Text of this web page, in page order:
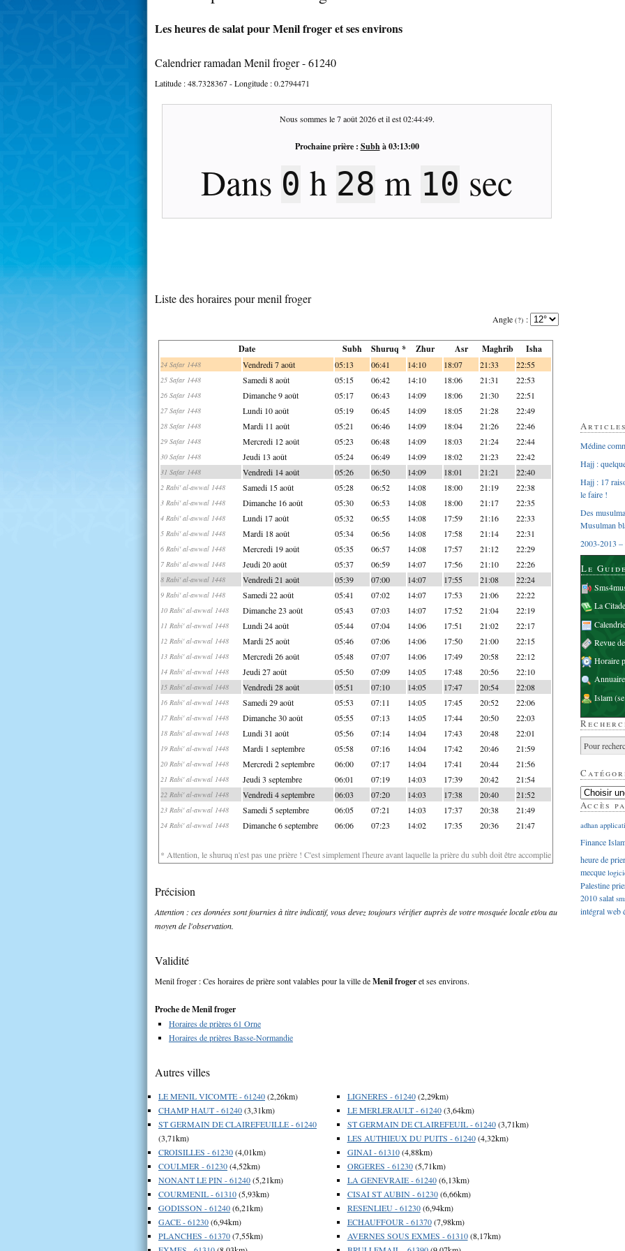
Les heures de salat pour Menil froger et ses environs
Calendrier ramadan Menil froger - 61240
Latitude :48.7328367- Longitude :0.2794471
Nous sommes le7 août 2026et il est02:44:50.
Prochaine prière : Subhà03:13:00
Dans0h28m9sec
Liste des horaires pour menil froger
Angle (?) :
Date Subh Shuruq * Zhur Asr Maghrib Isha
24 Safar 1448 Vendredi 7 août 05:13 06:41 14:10 18:07 21:33 22:55
25 Safar 1448 Samedi 8 août 05:15 06:42 14:10 18:06 21:31 22:53
26 Safar 1448 Dimanche 9 août 05:17 06:43 14:09 18:06 21:30 22:51
27 Safar 1448 Lundi 10 août 05:19 06:45 14:09 18:05 21:28 22:49
28 Safar 1448 Mardi 11 août 05:21 06:46 14:09 18:04 21:26 22:46
29 Safar 1448 Mercredi 12 août 05:23 06:48 14:09 18:03 21:24 22:44
30 Safar 1448 Jeudi 13 août 05:24 06:49 14:09 18:02 21:23 22:42
31 Safar 1448 Vendredi 14 août 05:26 06:50 14:09 18:01 21:21 22:40
2 Rabi' al-awwal 1448 Samedi 15 août 05:28 06:52 14:08 18:00 21:19 22:38
3 Rabi' al-awwal 1448 Dimanche 16 août 05:30 06:53 14:08 18:00 21:17 22:35
4 Rabi' al-awwal 1448 Lundi 17 août 05:32 06:55 14:08 17:59 21:16 22:33
5 Rabi' al-awwal 1448 Mardi 18 août 05:34 06:56 14:08 17:58 21:14 22:31
6 Rabi' al-awwal 1448 Mercredi 19 août 05:35 06:57 14:08 17:57 21:12 22:29
7 Rabi' al-awwal 1448 Jeudi 20 août 05:37 06:59 14:07 17:56 21:10 22:26
8 Rabi' al-awwal 1448 Vendredi 21 août 05:39 07:00 14:07 17:55 21:08 22:24
9 Rabi' al-awwal 1448 Samedi 22 août 05:41 07:02 14:07 17:53 21:06 22:22
10 Rabi' al-awwal 1448 Dimanche 23 août 05:43 07:03 14:07 17:52 21:04 22:19
11 Rabi' al-awwal 1448 Lundi 24 août 05:44 07:04 14:06 17:51 21:02 22:17
12 Rabi' al-awwal 1448 Mardi 25 août 05:46 07:06 14:06 17:50 21:00 22:15
13 Rabi' al-awwal 1448 Mercredi 26 août 05:48 07:07 14:06 17:49 20:58 22:12
14 Rabi' al-awwal 1448 Jeudi 27 août 05:50 07:09 14:05 17:48 20:56 22:10
15 Rabi' al-awwal 1448 Vendredi 28 août 05:51 07:10 14:05 17:47 20:54 22:08
16 Rabi' al-awwal 1448 Samedi 29 août 05:53 07:11 14:05 17:45 20:52 22:06
17 Rabi' al-awwal 1448 Dimanche 30 août 05:55 07:13 14:05 17:44 20:50 22:03
18 Rabi' al-awwal 1448 Lundi 31 août 05:56 07:14 14:04 17:43 20:48 22:01
19 Rabi' al-awwal 1448 Mardi 1 septembre 05:58 07:16 14:04 17:42 20:46 21:59
20 Rabi' al-awwal 1448 Mercredi 2 septembre 06:00 07:17 14:04 17:41 20:44 21:56
21 Rabi' al-awwal 1448 Jeudi 3 septembre 06:01 07:19 14:03 17:39 20:42 21:54
22 Rabi' al-awwal 1448 Vendredi 4 septembre 06:03 07:20 14:03 17:38 20:40 21:52
23 Rabi' al-awwal 1448 Samedi 5 septembre 06:05 07:21 14:03 17:37 20:38 21:49
24 Rabi' al-awwal 1448 Dimanche 6 septembre 06:06 07:23 14:02 17:35 20:36 21:47
* Attention, le shuruq n'est pas une prière ! C'est simplement l'heure avant laquelle la prière du subh doit être accomplie
Précision
Attention : ces données sont fournies à titre indicatif, vous devez toujours vérifier auprès de votre mosquée locale et/ou au
moyen de l'observation.
Validité
Menil froger : Ces horaires de prière sont valables pour la ville deMenil frogeret ses environs.
Proche de Menil froger
Horaires de prières 61 Orne
Horaires de prières Basse-Normandie
Autres villes
LE MENIL VICOMTE - 61240(2,26km)
CHAMP HAUT - 61240(3,31km)
ST GERMAIN DE CLAIREFEUILLE - 61240
(3,71km)
CROISILLES - 61230(4,01km)
COULMER - 61230(4,52km)
NONANT LE PIN - 61240(5,21km)
COURMENIL - 61310(5,93km)
GODISSON - 61240(6,21km)
GACE - 61230(6,94km)
PLANCHES - 61370(7,55km)
LIGNERES - 61240(2,29km)
LE MERLERAULT - 61240(3,64km)
ST GERMAIN DE CLAIREFEUIL - 61240(3,71km)
LES AUTHIEUX DU PUITS - 61240(4,32km)
GINAI - 61310(4,88km)
ORGERES - 61230(5,71km)
LA GENEVRAIE - 61240(6,13km)
CISAI ST AUBIN - 61230(6,66km)
RESENLIEU - 61230(6,94km)
ECHAUFFOUR - 61370(7,98km)
AVERNES SOUS EXMES - 61310(8,17km)
Médine
Hajj :
Hajj : 17
le faire !
Des
Musulman
2003-2013 –
Le
La
Revue
Horaire
Islam
Accès
adhan
Finance
heure de
mecque
Palestine
2010salat
intégralweb